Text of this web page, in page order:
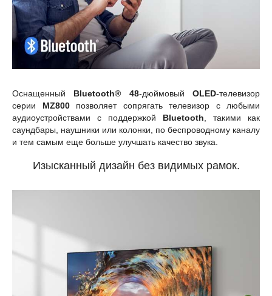
Оснащенный Bluetooth® 48-дюймовыйOLED-телевизор
серии MZ800 позволяет сопрягать телевизор с любыми
аудиоустройствами с поддержкой Bluetooth , такими как
саундбары, наушники или колонки, по беспроводному каналу
и тем самым еще больше улучшать качество звука.
Изысканный дизайн без видимых рамок.